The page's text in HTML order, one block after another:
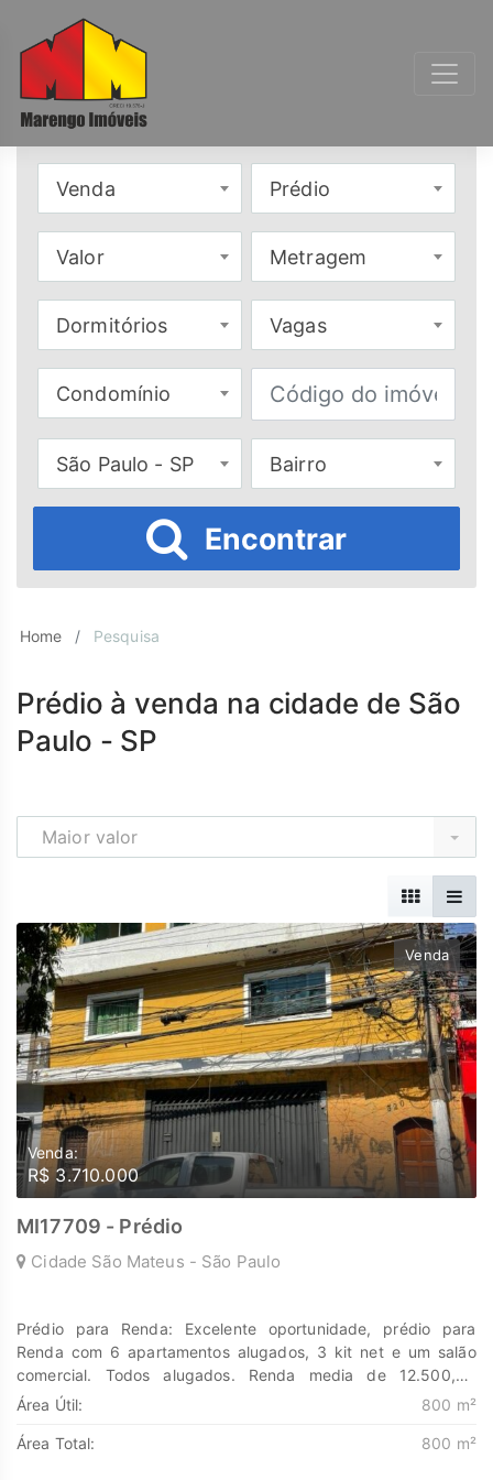
Venda Prédio
Valor Metragem
Dormitórios Vagas
Condomínio
São Paulo - SP Bairro
Encontrar
Home Pesquisa
Prédio à venda na cidade de São
Paulo - SP
Maior valor
Venda
Venda:
R$ 3.710.000
MI17709 - Prédio
Cidade São Mateus - São Paulo
Prédio para Renda: Excelente oportunidade, prédio para
Renda com 6 apartamentos alugados, 3 kit net e um salão
comercial. Todos alugados. Renda media de 12.500,00
Descubra o poder de Transformar seus sonhos em lares e
cada passo é uma nova jornada, confie em nós para encontrar
Área Útil: 800 m²
Área Total: 800 m²